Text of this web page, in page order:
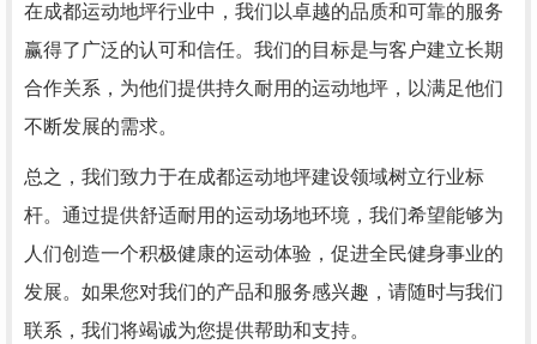
在成都运动地坪行业中，我们以卓越的品质和可靠的服务
赢得了广泛的认可和信任。我们的目标是与客户建立长期
合作关系，为他们提供持久耐用的运动地坪，以满足他们
不断发展的需求。
总之，我们致力于在成都运动地坪建设领域树立行业标
杆。通过提供舒适耐用的运动场地环境，我们希望能够为
人们创造一个积极健康的运动体验，促进全民健身事业的
发展。如果您对我们的产品和服务感兴趣，请随时与我们
联系，我们将竭诚为您提供帮助和支持。